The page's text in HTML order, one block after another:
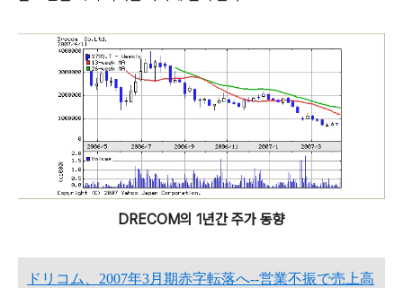
DRECOM의 1년간 주가 동향
ドリコム、2007年3月期赤字転落へ--営業不振で売上高